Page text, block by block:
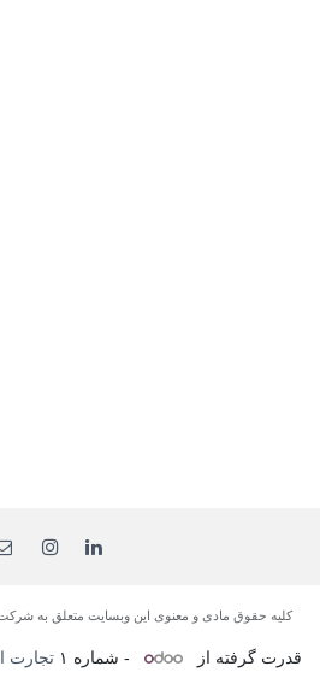
کلیه حقوق مادی و معنوی این وبسایت متعلق به شرکت
قدرت گرفته از - شماره ۱ تجارت